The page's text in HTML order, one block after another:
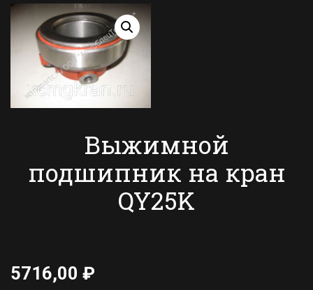
Выжимной
подшипник на кран
QY25K
5716,00 ₽